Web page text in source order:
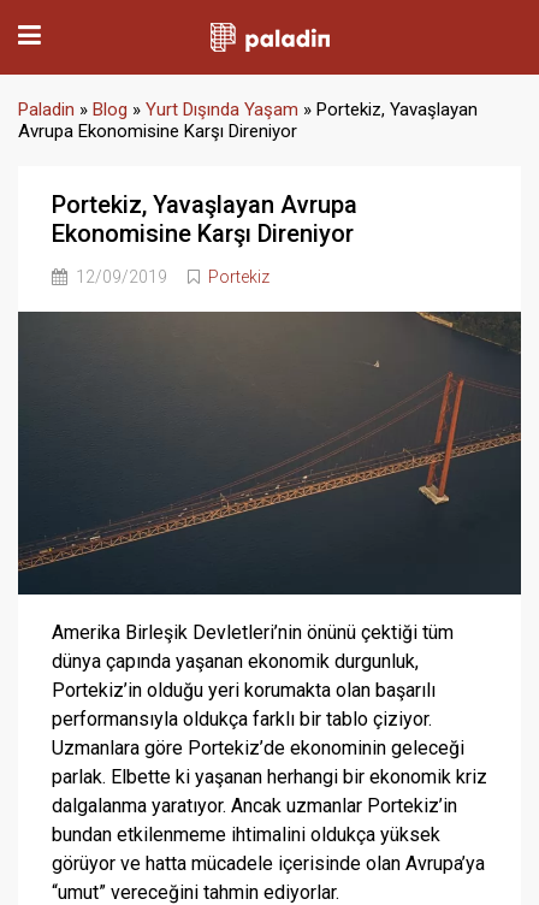
Paladin » Blog » Yurt Dışında Yaşam » Portekiz, Yavaşlayan
Avrupa Ekonomisine Karşı Direniyor
Portekiz, Yavaşlayan Avrupa
Ekonomisine Karşı Direniyor
12/09/2019 Portekiz
Amerika Birleşik Devletleri’nin önünü çektiği tüm
dünya çapında yaşanan ekonomik durgunluk,
Portekiz’in olduğu yeri korumakta olan başarılı
performansıyla oldukça farklı bir tablo çiziyor.
Uzmanlara göre Portekiz’de ekonominin geleceği
parlak. Elbette ki yaşanan herhangi bir ekonomik kriz
dalgalanma yaratıyor. Ancak uzmanlar Portekiz’in
bundan etkilenmeme ihtimalini oldukça yüksek
görüyor ve hatta mücadele içerisinde olan Avrupa’ya
“umut” vereceğini tahmin ediyorlar.